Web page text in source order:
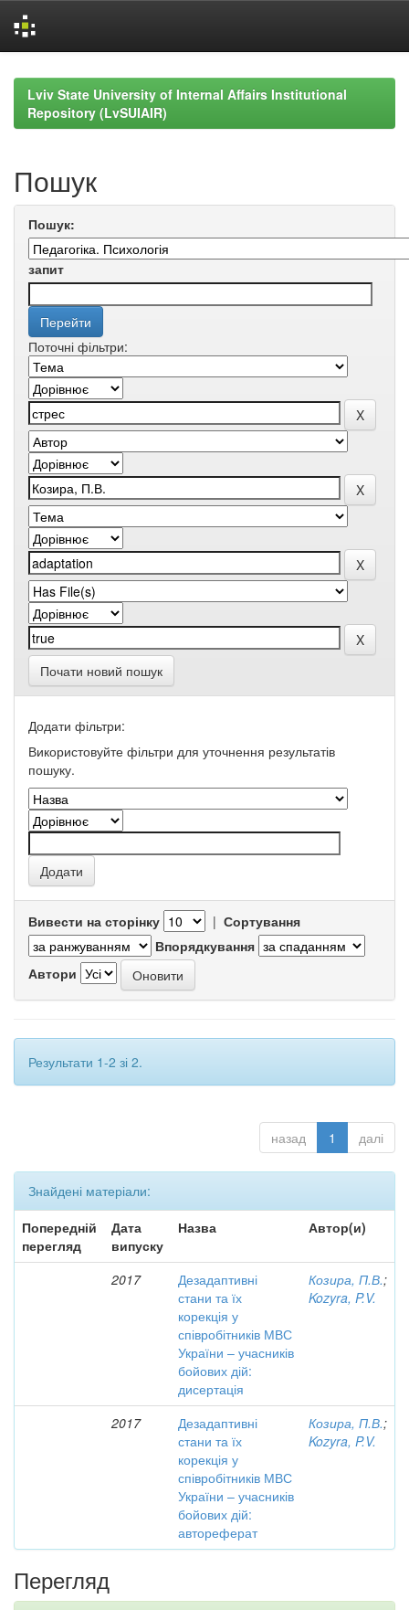
navigationLviv State University of Internal Affairs Institutional
Repository (LvSUIAIR)
Пошук
Пошук:
запит
Поточні фільтри:
Почати новий пошук
Додати фільтри:
Використовуйте фільтри для уточнення результатів
пошуку.
Вивести на сторінку | Сортування
Впорядкування
Автори
Результати 1-2 зі 2.
назад 1 далі
Знайдені матеріали:
Попередній
перегляд
Дата
випуску
Назва Автор(и)
2017
Дезадаптивні
стани та їх
корекція у
співробітників МВС
України – учасників
бойових дій:
дисертація
Козира, П.В.;
Kozyra, P.V.
2017
Дезадаптивні
стани та їх
корекція у
співробітників МВС
України – учасників
бойових дій:
автореферат
Козира, П.В.;
Kozyra, P.V.
Перегляд